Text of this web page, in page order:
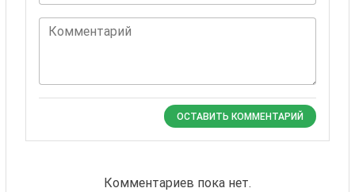
Комментарий
ОСТАВИТЬ КОММЕНТАРИЙ
Комментариев пока нет.